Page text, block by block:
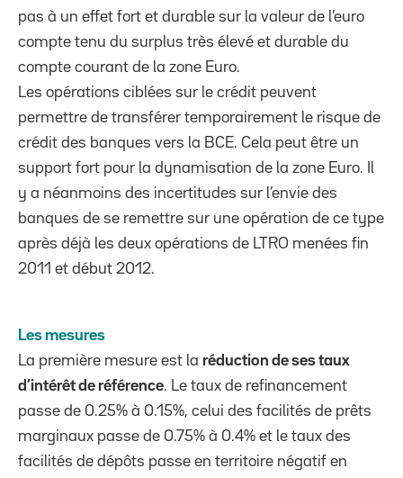
pas à un effet fort et durable sur la valeur de l’euro
compte tenu du surplus très élevé et durable du
compte courant de la zone Euro.
Les opérations ciblées sur le crédit peuvent
permettre de transférer temporairement le risque de
crédit des banques vers la BCE. Cela peut être un
support fort pour la dynamisation de la zone Euro. Il
y a néanmoins des incertitudes sur l’envie des
banques de se remettre sur une opération de ce type
après déjà les deux opérations de LTRO menées fin
2011 et début 2012.
Les mesures
La première mesure est la réduction de ses taux
d’intérêt de référence. Le taux de refinancement
passe de 0.25% à 0.15%, celui des facilités de prêts
marginaux passe de 0.75% à 0.4% et le taux des
facilités de dépôts passe en territoire négatif en